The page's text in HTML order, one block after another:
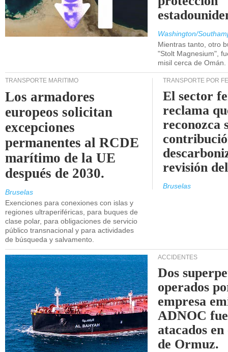
Washington/
Mientras tanto, otro
"Stolt Magnesium",
misil cerca de Omán.
TRANSPORTE MARÍTIMO
Los armadores
europeos solicitan
excepciones
permanentes al RCDE
marítimo de la UE
después de 2030.
Bruselas
Exenciones para conexiones con islas y
regiones ultraperiféricas, para buques de
clase polar, para obligaciones de servicio
público transnacional y para actividades
de búsqueda y salvamento.
TRANSPORTE POR
El sector
reclama
reconozca
revisión
Bruselas
ACCIDENTES
Dos
operados
empresa
ADNOC
atacados
de Ormuz.